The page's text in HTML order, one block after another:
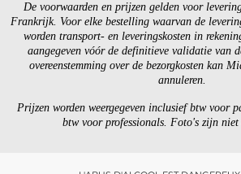
De voorwaarden en prijzen gelden voor
Frankrijk. Voor elke bestelling waarvan de
worden transport- en leveringskosten in
aangegeven vóór de definitieve validatie van
overeenstemming over de bezorgkosten kan
annuleren.
Prijzen worden weergegeven inclusief btw voor
btw voor professionals. Foto's zijn niet